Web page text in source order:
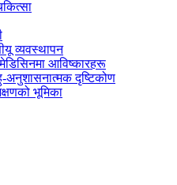
व्यवस्थापन
आविष्कारहरू
अनुशासनात्मक दृष्टिकोण
भूमिका